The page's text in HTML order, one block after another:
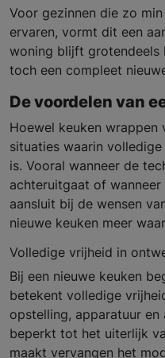
Voor gezinnen die zo
ervaren, vormt dit een
woning blijft grotendeels
toch een compleet
De voordelen van
Hoewel keuken
situaties waarin
is. Vooral wanneer de
achteruitgaat of
aansluit bij de wensen
nieuwe keuken meer
Volledige vrijheid in
Bij een nieuwe keuken
betekent volledige
opstelling, apparatuur
beperkt tot het uiterlijk
maakt vervangen het